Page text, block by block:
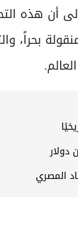
أن هذه
المنقولة
المصري